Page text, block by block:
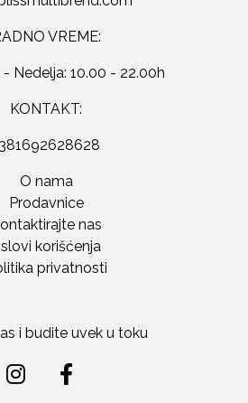
VREME:
Nedelja: 10.00 - 22.00h
KONTAKT:
O nama
Prodavnice
nas
korišćenja
privatnosti
i budite uvek u toku